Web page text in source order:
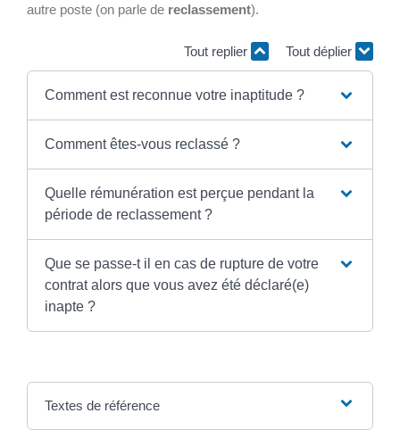
autre poste (on parle de reclassement).
Tout replier Tout déplier
Comment est reconnue votre inaptitude ?
Comment êtes-vous reclassé ?
Quelle rémunération est perçue pendant la
période de reclassement ?
Que se passe-t il en cas de rupture de votre
contrat alors que vous avez été déclaré(e)
inapte ?
Textes de référence